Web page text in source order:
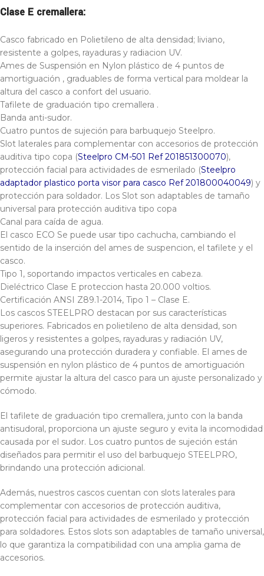
Clase E cremallera:
Casco fabricado en Polietileno de alta densidad; liviano,
resistente a golpes, rayaduras y radiacion UV.
Ames de Suspensión en Nylon plástico de 4 puntos de
amortiguación , graduables de forma vertical para moldear la
altura del casco a confort del usuario.
Tafilete de graduación tipo cremallera .
Banda anti-sudor.
Cuatro puntos de sujeción para barbuquejo Steelpro.
Slot laterales para complementar con accesorios de protección
auditiva tipo copa (Steelpro CM-501 Ref 201851300070),
protección facial para actividades de esmerilado (Steelpro
adaptador plastico porta visor para casco Ref 201800040049) y
protección para soldador. Los Slot son adaptables de tamaño
universal para protección auditiva tipo copa
Canal para caída de agua.
El casco ECO Se puede usar tipo cachucha, cambiando el
sentido de la inserción del ames de suspencion, el tafilete y el
casco.
Tipo 1, soportando impactos verticales en cabeza.
Dieléctrico Clase E proteccion hasta 20.000 voltios.
Certificación ANSI Z89.1-2014, Tipo 1 – Clase E.
Los cascos STEELPRO destacan por sus características
superiores. Fabricados en polietileno de alta densidad, son
ligeros y resistentes a golpes, rayaduras y radiación UV,
asegurando una protección duradera y confiable. El ames de
suspensión en nylon plástico de 4 puntos de amortiguación
permite ajustar la altura del casco para un ajuste personalizado y
cómodo.
El tafilete de graduación tipo cremallera, junto con la banda
antisudoral, proporciona un ajuste seguro y evita la incomodidad
causada por el sudor. Los cuatro puntos de sujeción están
diseñados para permitir el uso del barbuquejo STEELPRO,
brindando una protección adicional.
Además, nuestros cascos cuentan con slots laterales para
complementar con accesorios de protección auditiva,
protección facial para actividades de esmerilado y protección
para soldadores. Estos slots son adaptables de tamaño universal,
lo que garantiza la compatibilidad con una amplia gama de
accesorios.